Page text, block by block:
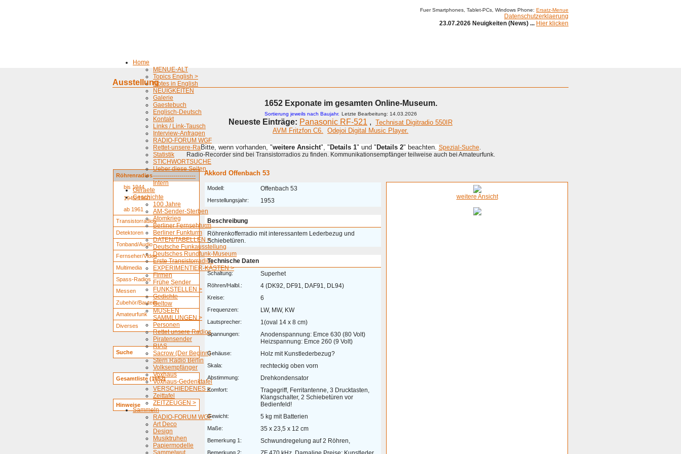
Fuer Smartphones, Tablet-PCs, Windows Phone: Ersatz-Menue
Datenschutzerklaerung
23.07.2026 Neuigkeiten (News) ... Hier klicken
Home
MENUE-ALT
Topics English >
Notes in English
NEUIGKEITEN
Galerie
Gaestebuch
Englisch-Deutsch
Kontakt
Links / Link-Tausch
Interview-Anfragen
RADIO-FORUM WGF
Rettet-unsere-Radios
Statistik
STICHWORTSUCHE
Ueber diese Seiten
---------------------
Intern
Geraete
Geschichte
100 Jahre
AM-Sender-Sterben
Atomkrieg
Berliner Fernsehturm
Berliner Funkturm
DATEN/TABELLEN >
Deutsche Funkausstellung
Deutsches Rundfunk-Museum
Erste Transistorradios
EXPERIMENTIER-KÄSTEN >
Firmen
Frühe Sender
FUNKSTELLEN >
Gedichte
Geltow
MUSEEN
SAMMLUNGEN >
Personen
Rettet unsere Radios
Piratensender
RIAS
Sacrow (Der Beginn)
Stern Radio Berlin
Volksempfänger
Voxhaus
Voxhaus-Gedenktafel
VERSCHIEDENES >
Zeittafel
ZEITZEUGEN >
Sammeln
RADIO-FORUM WGF
Art Deco
Design
Musiktruhen
Papiermodelle
Sammelwut
Ausstellung
1652 Exponate im gesamten Online-Museum.
Sortierung jeweils nach Baujahr. Letzte Bearbeitung: 14.03.2026
Neueste Einträge: Panasonic RF-521 , Technisat Digitradio 550IR
AVM Fritzfon C6. Odejoi Digital Music Player.
Bitte, wenn vorhanden, "weitere Ansicht", " Details 1" und " Details 2" beachten. Spezial-Suche.
Radio-Recorder sind bei Transistorradios zu finden. Kommunikationsempfänger teilweise auch bei Amateurfunk.
Röhrenradios
bis 1944
1945-1960
ab 1961
Transistorradios
Detektoren
Tonband/Audio
Fernseher/Video
Multimedia
Spass-Radios
Messen
Zubehör/Bauteile
Amateurfunk
Diverses
Suche
Gesamtliste (1652)
Hinweise
Akkord Offenbach 53
Modell: Offenbach 53
Herstellungsjahr: 1953
Beschreibung
Röhrenkofferradio mit interessantem Lederbezug und
Schiebetüren.
Technische Daten
Schaltung: Superhet
Röhren/Halbl.: 4 (DK92, DF91, DAF91, DL94)
Kreise: 6
Frequenzen: LW, MW, KW
Lautsprecher: 1(oval 14 x 8 cm)
Spannungen:
Anodenspannung: Emce 630 (80 Volt)
Heizspannung: Emce 260 (9 Volt)
Gehäuse: Holz mit Kunstlederbezug?
Skala: rechteckig oben vorn
Abstimmung: Drehkondensator
Komfort:
Tragegriff, Ferritantenne, 3 Drucktasten,
Klangschalter, 2 Schiebetüren vor
Bedienfeld!
Gewicht: 5 kg mit Batterien
Maße: 35 x 23,5 x 12 cm
Bemerkung 1: Schwundregelung auf 2 Röhren,
Bemerkung 2:
weitere Ansicht